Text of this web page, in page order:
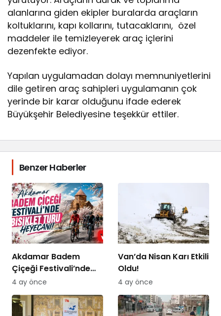
alanlarına giden ekipler buralarda araçların
koltuklarını, kapı kollarını, tutacaklarını, özel
maddeler ile temizleyerek araç içlerini
dezenfekte ediyor.
Yapılan uygulamadan dolayı memnuniyetlerini
dile getiren araç sahipleri uygulamanın çok
yerinde bir karar olduğunu ifade ederek
Büyükşehir Belediyesine teşekkür ettiler.
Benzer Haberler
Akdamar Badem
Çiçeği Festivali’nde
Bisiklet Turu Heyecanı
4 ay önce
Van’da Nisan Karı Etkili
Oldu!
4 ay önce